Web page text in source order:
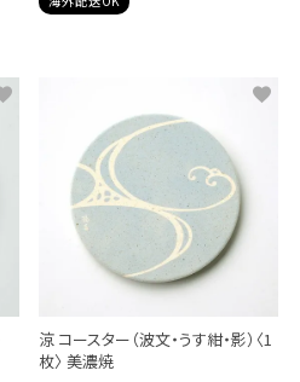
涼 コースター（波文・うす紺・影）〈1
枚〉 美濃焼